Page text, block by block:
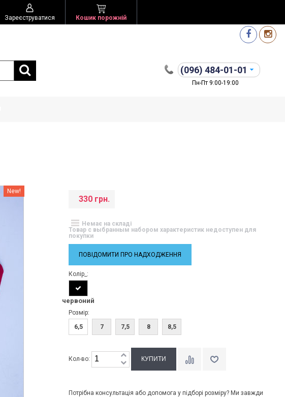
Зареєструватися Кошик порожній
(096) 484-01-01
Пн-Пт 9:00-19:00
New!
330 грн.
Немає на складі
Товар с выбранным набором характеристик недоступен для
покупки
ПОВІДОМИТИ ПРО НАДХОДЖЕННЯ
Колір_:
червоний
Розмір:
6,5
7 7,5 8 8,5
Кол-во:
Потрібна консультація або допомога у підборі розміру? Ми завжди